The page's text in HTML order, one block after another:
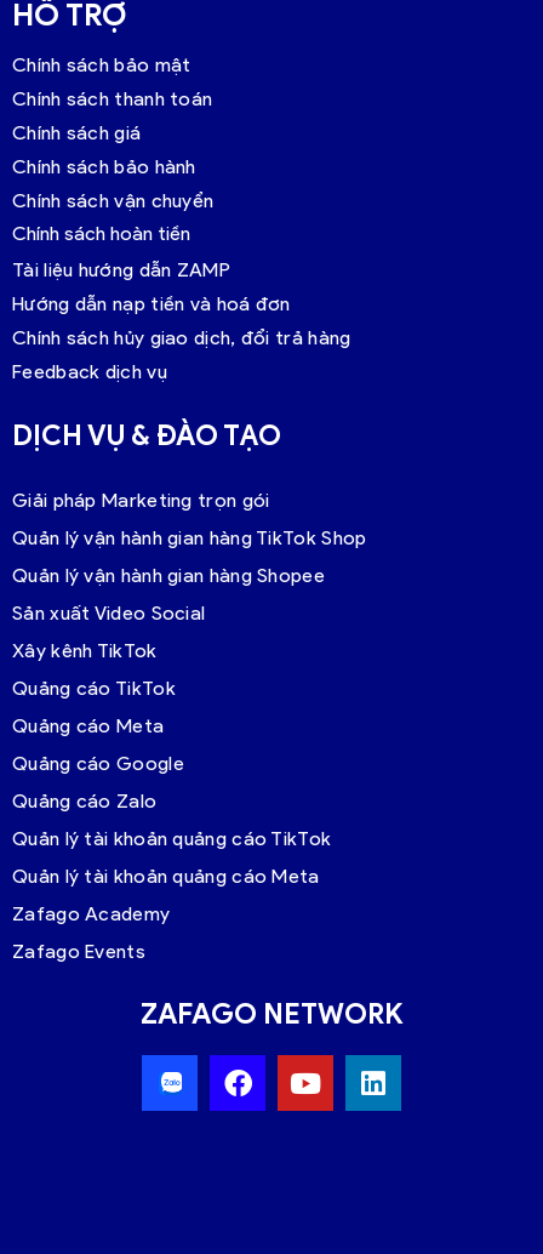
HỖ TRỢ
Chính sách bảo mật
Chính sách thanh toán
Chính sách giá
Chính sách bảo hành
Chính sách vận chuyển
Chính sách hoàn tiền
Tài liệu hướng dẫn ZAMP
Hướng dẫn nạp tiền và hoá đơn
Chính sách hủy giao dịch, đổi trả hàng
Feedback dịch vụ
DỊCH VỤ & ĐÀO TẠO
Giải pháp Marketing trọn gói
Quản lý vận hành gian hàng TikTok Shop
Quản lý vận hành gian hàng Shopee
Sản xuất Video Social
Xây kênh TikTok
Quảng cáo TikTok
Quảng cáo Meta
Quảng cáo Google
Quảng cáo Zalo
Quản lý tài khoản quảng cáo TikTok
Quản lý tài khoản quảng cáo Meta
Zafago Academy
Zafago Events
ZAFAGO NETWORK